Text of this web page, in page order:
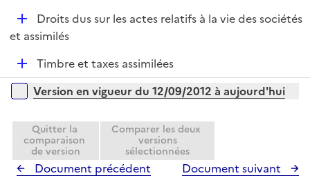
e
r
l
r
D
é
e
r
Droits dus sur les actes relatifs à la vie des sociétés
et assimilés
D
é
p
e
r
Timbre et taxes assimilées
Versions sur la période
Version en vigueur du 12/09/2012 à aujourd'hui
Quitter la
comparaison
de version
Comparer les deux
versions
sélectionnées
Document précédent Document suivant